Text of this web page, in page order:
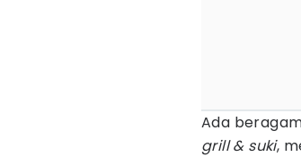
Ada
grill & suki,